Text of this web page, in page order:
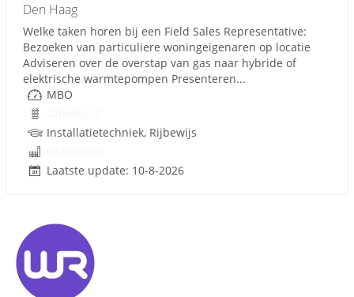
Den Haag
Welke taken horen bij een Field Sales Representative:
Bezoeken van particuliere woningeigenaren op locatie
Adviseren over de overstap van gas naar hybride of
elektrische warmtepompen Presenteren...
MBO
Installatietechniek, Rijbewijs
Laatste update: 10-8-2026